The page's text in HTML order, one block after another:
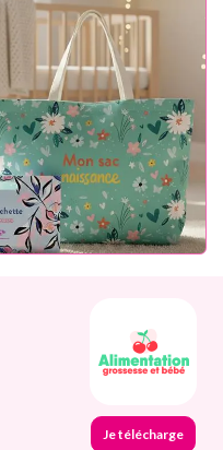
Je télécharge